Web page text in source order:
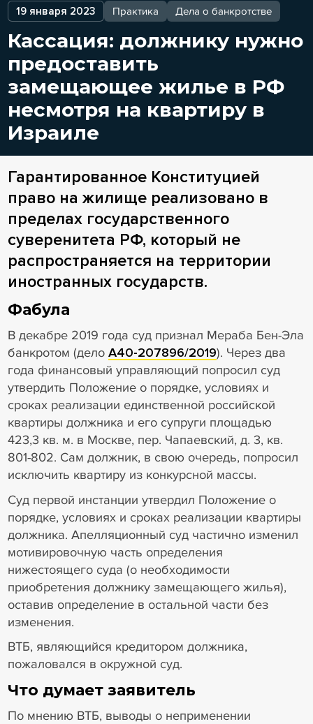
19 января 2023 Практика Дела о банкротстве
Кассация: должнику нужно
предоставить
замещающее жилье в РФ
несмотря на квартиру в
Израиле
Гарантированное Конституцией
право на жилище реализовано в
пределах государственного
суверенитета РФ, который не
распространяется на территории
иностранных государств.
Фабула
В декабре 2019 года суд признал Мераба Бен-Эла
банкротом (дело А40-207896/2019). Через два
года финансовый управляющий попросил суд
утвердить Положение о порядке, условиях и
сроках реализации единственной российской
квартиры должника и его супруги площадью
423,3 кв. м. в Москве, пер. Чапаевский, д. 3, кв.
801-802. Сам должник, в свою очередь, попросил
исключить квартиру из конкурсной массы.
Суд первой инстанции утвердил Положение о
порядке, условиях и сроках реализации квартиры
должника. Апелляционный суд частично изменил
мотивировочную часть определения
нижестоящего суда (о необходимости
приобретения должнику замещающего жилья),
оставив определение в остальной части без
изменения.
ВТБ, являющийся кредитором должника,
пожаловался в окружной суд.
Что думает заявитель
По мнению ВТБ, выводы о неприменении